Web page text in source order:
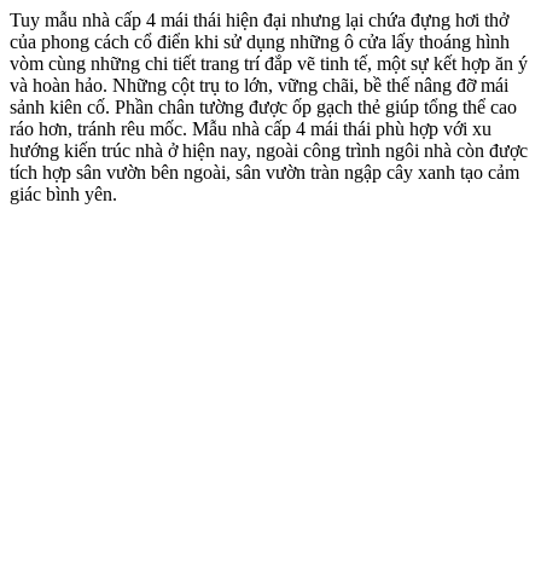
Tuy mẫu nhà cấp 4 mái thái hiện đại nhưng lại chứa đựng hơi thở
của phong cách cổ điển khi sử dụng những ô cửa lấy thoáng hình
vòm cùng những chi tiết trang trí đắp vẽ tinh tế, một sự kết hợp ăn ý
và hoàn hảo. Những cột trụ to lớn, vững chãi, bề thế nâng đỡ mái
sảnh kiên cố. Phần chân tường được ốp gạch thẻ giúp tổng thể cao
ráo hơn, tránh rêu mốc. Mẫu nhà cấp 4 mái thái phù hợp với xu
hướng kiến ​​trúc nhà ở hiện nay, ngoài công trình ngôi nhà còn được
tích hợp sân vườn bên ngoài, sân vườn tràn ngập cây xanh tạo cảm
giác bình yên.